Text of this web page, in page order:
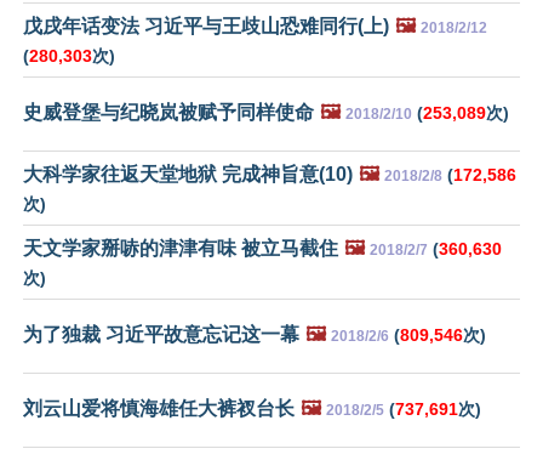
戊戌年话变法 习近平与王歧山恐难同行(上) 🖼️ 2018/2/12
(280,303次)
史威登堡与纪晓岚被赋予同样使命 🖼️ 2018/2/10 (253,089次)
大科学家往返天堂地狱 完成神旨意(10) 🖼️ 2018/2/8 (172,586
次)
天文学家掰哧的津津有味 被立马截住 🖼️ 2018/2/7 (360,630
次)
为了独裁 习近平故意忘记这一幕 🖼️ 2018/2/6 (809,546次)
刘云山爱将慎海雄任大裤衩台长 🖼️ 2018/2/5 (737,691次)